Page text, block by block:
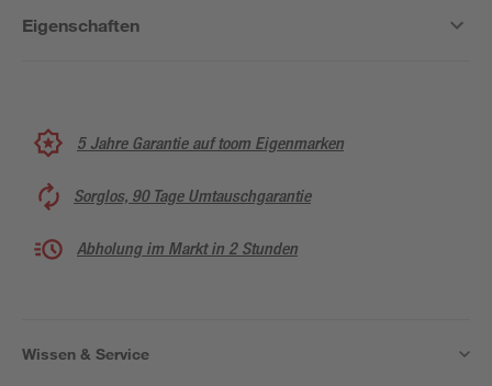
Eigenschaften
5 Jahre Garantie auf toom Eigenmarken
Sorglos, 90 Tage Umtauschgarantie
Abholung im Markt in 2 Stunden
Wissen & Service